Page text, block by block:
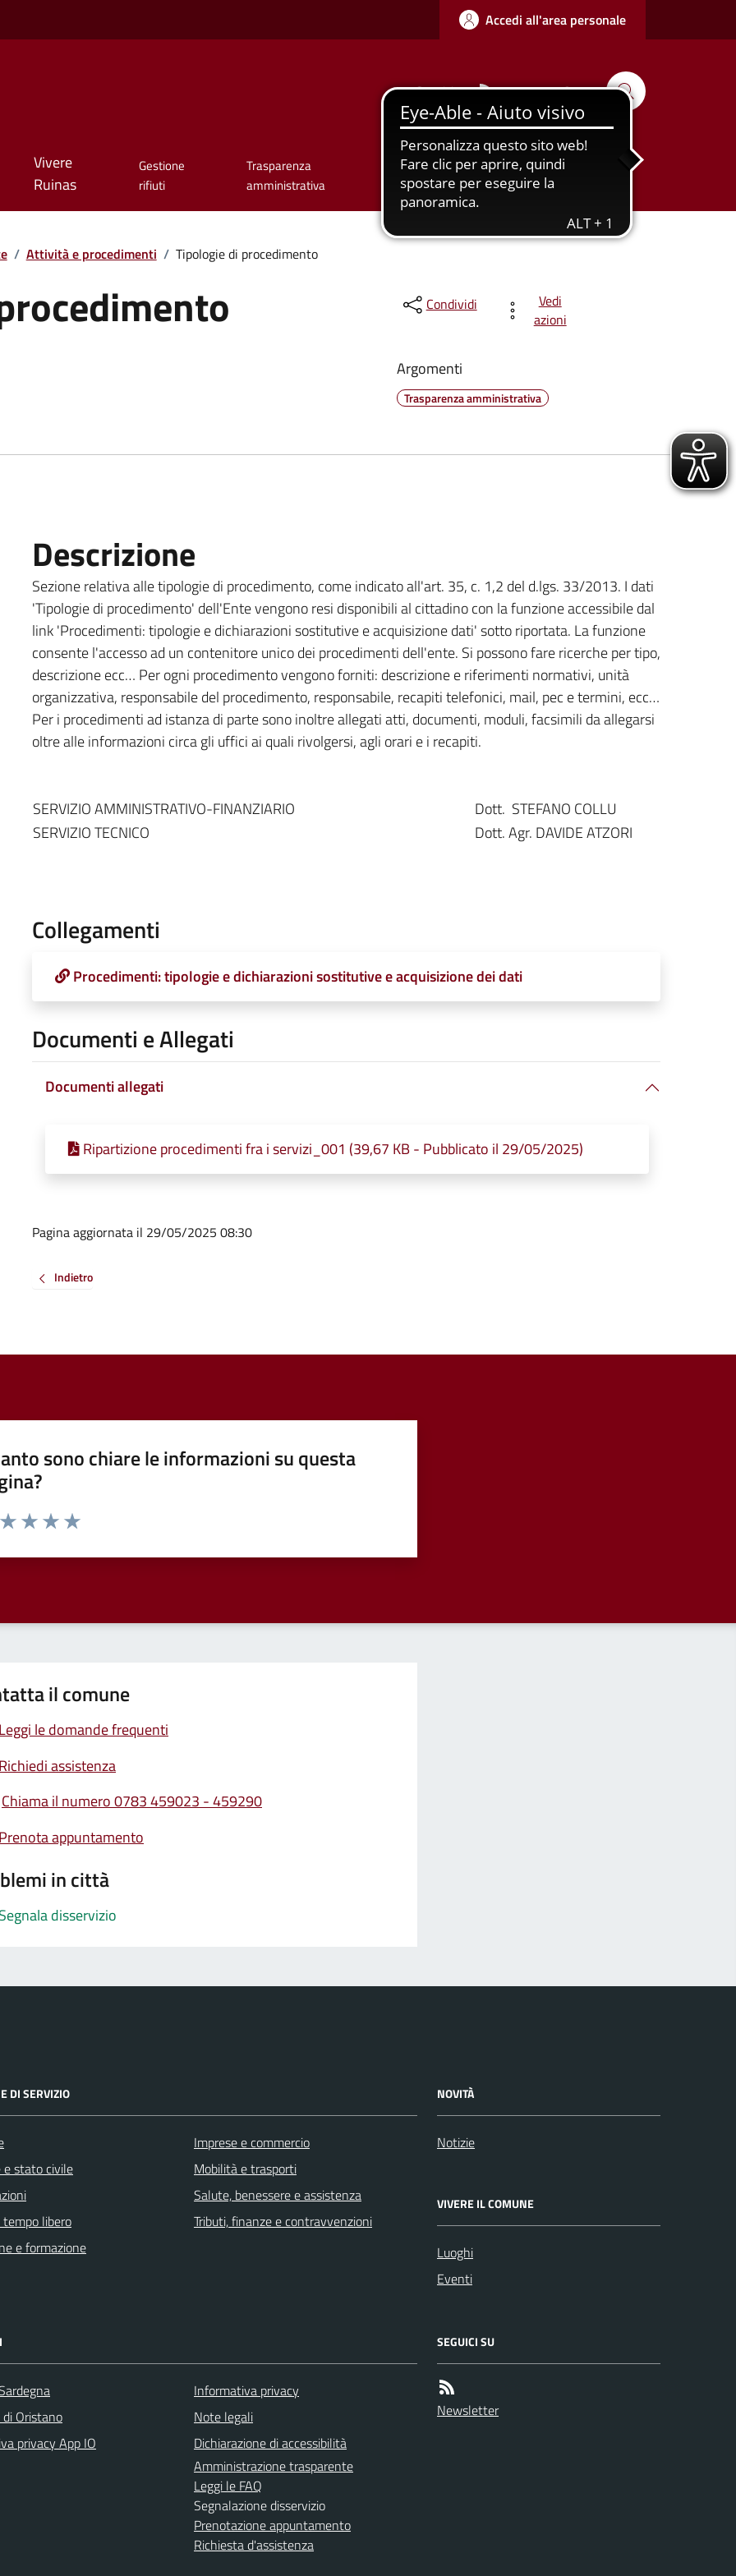
Accedi all'area personale
Seguici su Cerca
Vivere
Ruinas
Gestione
rifiuti
Trasparenza
amministrativa
Urbanizzazione
Tutti gli
argomenti...
/ Attività e procedimenti / Tipologie di procedimento
Condividi
Vedi
azioni
Argomenti
Trasparenza amministrativa
Descrizione
Sezione relativa alle tipologie di procedimento, come indicato all'art. 35, c. 1,2 del d.lgs. 33/2013. I dati
'Tipologie di procedimento' dell'Ente vengono resi disponibili al cittadino con la funzione accessibile dal
link 'Procedimenti: tipologie e dichiarazioni sostitutive e acquisizione dati' sotto riportata. La funzione
consente l'accesso ad un contenitore unico dei procedimenti dell'ente. Si possono fare ricerche per tipo,
descrizione ecc… Per ogni procedimento vengono forniti: descrizione e riferimenti normativi, unità
organizzativa, responsabile del procedimento, responsabile, recapiti telefonici, mail, pec e termini, ecc…
Per i procedimenti ad istanza di parte sono inoltre allegati atti, documenti, moduli, facsimili da allegarsi
oltre alle informazioni circa gli uffici ai quali rivolgersi, agli orari e i recapiti.
SERVIZIO AMMINISTRATIVO-FINANZIARIO
Dott. STEFANO COLLU
SERVIZIO TECNICO
Dott. Agr. DAVIDE ATZORI
Collegamenti
Procedimenti: tipologie e dichiarazioni sostitutive e acquisizione dei dati
Documenti e Allegati
Documenti allegati
Ripartizione procedimenti fra i servizi_001 (39,67 KB - Pubblicato il 29/05/2025)
Pagina aggiornata il 29/05/2025 08:30
Indietro
sono chiare le informazioni su questa
da 1 a 5 stelle la pagina
il comune
le domande frequenti
assistenza
Chiama il numero 0783 459023 - 459290
appuntamento
in città
disservizio
DI SERVIZIO
e stato civile
libero
e formazione
Imprese e commercio
Mobilità e trasporti
Salute, benessere e assistenza
Tributi, finanze e contravvenzioni
NOVITÀ
Notizie
VIVERE IL COMUNE
Luoghi
Eventi
Oristano
privacy App IO
Informativa privacy
Note legali
Dichiarazione di accessibilità
Amministrazione trasparente
Leggi le FAQ
Segnalazione disservizio
Prenotazione appuntamento
Richiesta d'assistenza
SEGUICI SU
Newsletter